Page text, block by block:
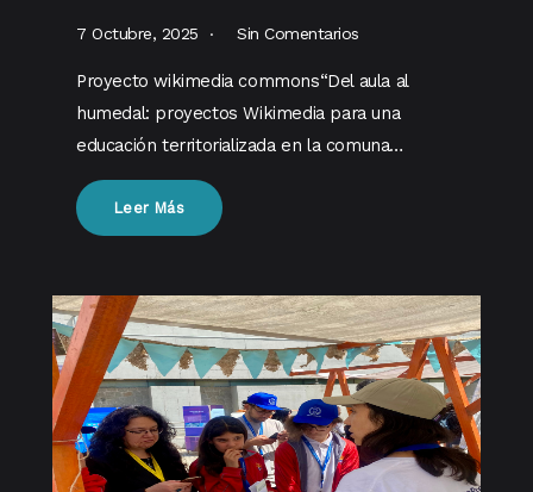
7 Octubre, 2025 Sin Comentarios
Proyecto wikimedia commons“Del aula al
humedal: proyectos Wikimedia para una
educación territorializada en la comuna…
Leer Más